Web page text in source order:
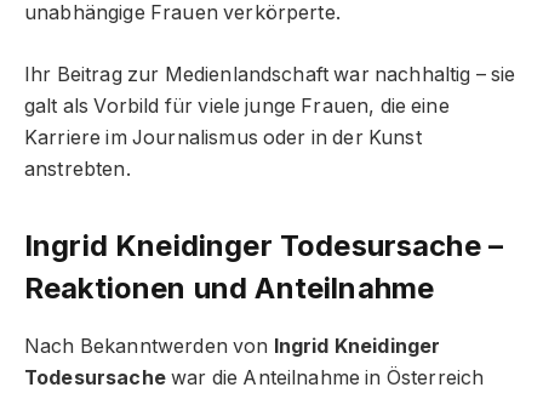
unabhängige Frauen verkörperte.
Ihr Beitrag zur Medienlandschaft war nachhaltig – sie
galt als Vorbild für viele junge Frauen, die eine
Karriere im Journalismus oder in der Kunst
anstrebten.
Ingrid Kneidinger Todesursache –
Reaktionen und Anteilnahme
Nach Bekanntwerden von Ingrid Kneidinger
Todesursachewar die Anteilnahme in Österreich